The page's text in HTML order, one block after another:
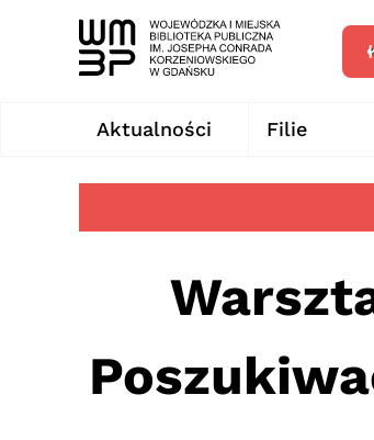
Aktualności Filie